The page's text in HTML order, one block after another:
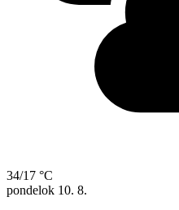
34/17 °C
pondelok 10. 8.